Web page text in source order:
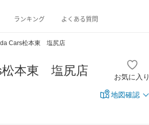
ランキング よくある質問
Cars松本東 塩尻店
松本東 塩尻店 お気に入り
地図確認